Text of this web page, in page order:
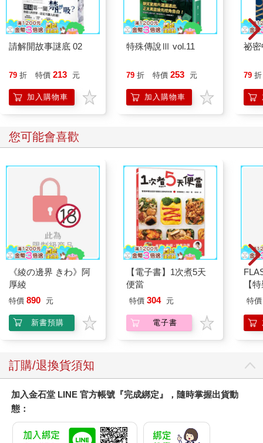
請解開故事謎底 02
79 折 特價 213 元
加入購物車
特殊傳說Ⅲ vol.11
79 折 特價 253 元
加入購物車
祕
79 折
您可能會喜歡
《綾の邊界 きわ》阿
厚綾
特價 890 元
新書預購
【電子書】1次煮5天
便當
特價 304 元
電子書
【
特價
訂購/退換貨須知
加入金石堂 LINE 官方帳號『完成綁定』，隨時掌握出貨動
態：